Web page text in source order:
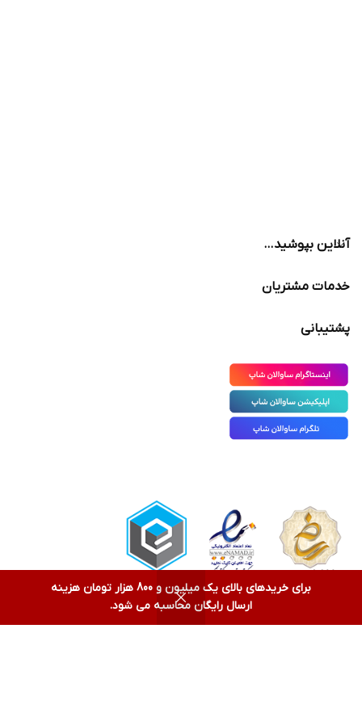
برای خریدهای بالای یک میلیون و 800 هزار تومان هزینه
ارسال رایگان محاسبه می شود.
آنلاین بپوشید…
خدمات مشتریان
پشتیبانی
فیلترها علاقه مندی
0
سبد خرید